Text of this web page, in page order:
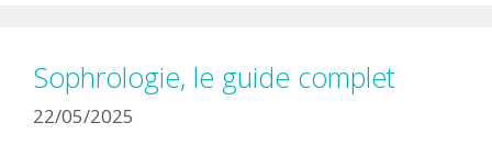
Sophrologie, le guide complet
22/05/2025